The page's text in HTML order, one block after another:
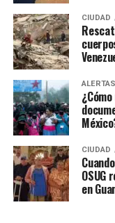
CIUDAD
ALERTAS
CIUDAD
OSUG
en